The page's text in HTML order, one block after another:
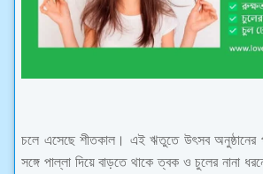
চলে এসেছে শীতকাল। এই ঋতুতে উৎসব অনুষ্ঠানের
সঙ্গে পাল্লা দিয়ে বাড়তে থাকে ত্বক ও চুলের নানা